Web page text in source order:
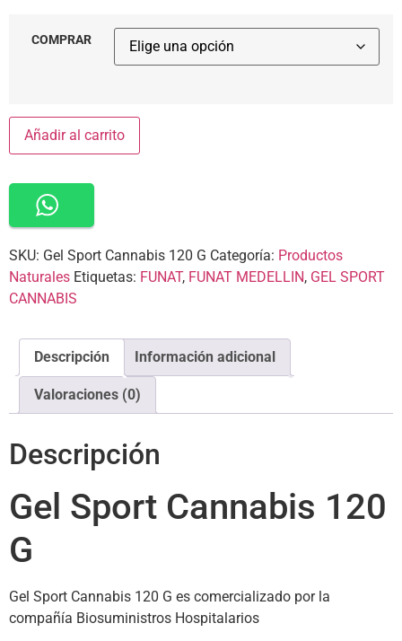
COMPRAR
Añadir al carrito
SKU: Gel Sport Cannabis 120 G Categoría: Productos
Naturales Etiquetas: FUNAT, FUNAT MEDELLIN, GEL SPORT
CANNABIS
Descripción Información adicional
Valoraciones (0)
Descripción
Gel Sport Cannabis 120
G
Gel Sport Cannabis 120 G es comercializado por la
compañía Biosuministros Hospitalarios